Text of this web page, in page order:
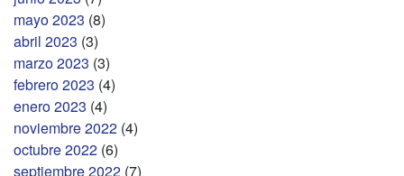
mayo 2023 (8)
abril 2023 (3)
marzo 2023 (3)
febrero 2023 (4)
enero 2023 (4)
noviembre 2022 (4)
octubre 2022 (6)
septiembre 2022 (7)